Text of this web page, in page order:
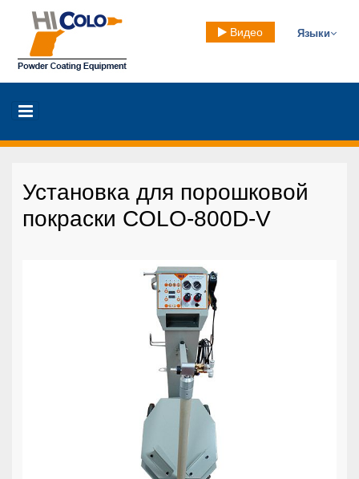
Языки
Видео
Установка для порошковой
покраски COLO-800D-V